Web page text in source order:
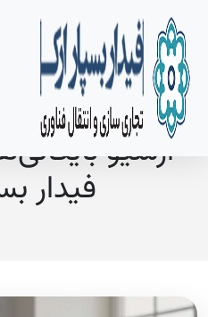
آرشیو
فیدار